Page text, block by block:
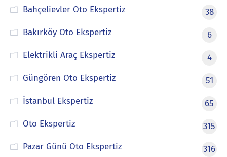
Bahçelievler Oto Ekspertiz
38
Bakırköy Oto Ekspertiz
6
Elektrikli Araç Ekspertiz
4
Güngören Oto Ekspertiz
51
İstanbul Ekspertiz
65
Oto Ekspertiz
315
Pazar Günü Oto Ekspertiz
316